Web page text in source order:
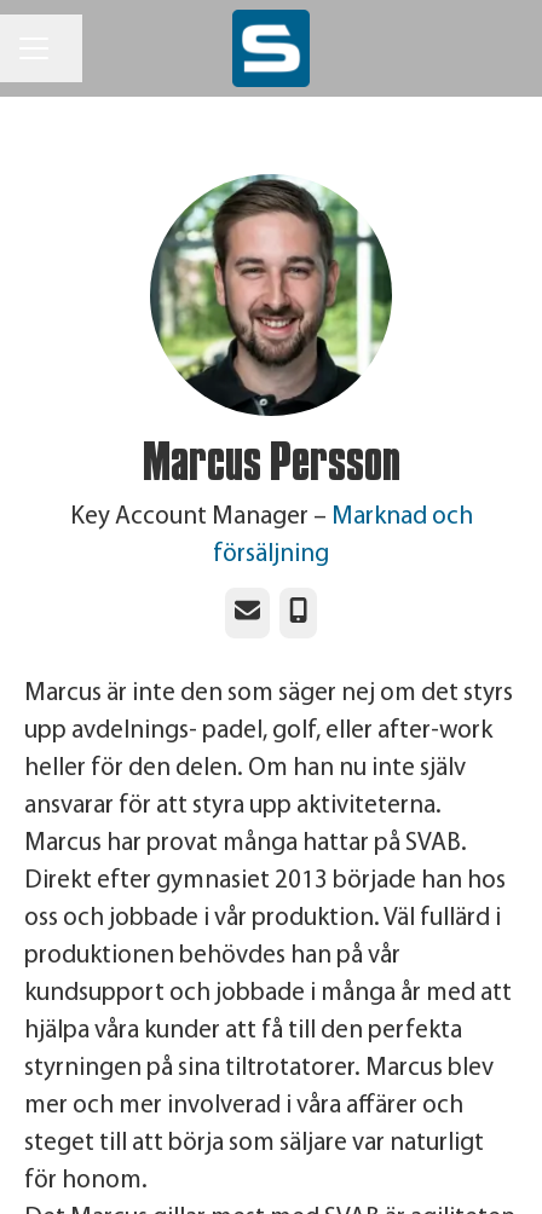
Marcus Persson
Key Account Manager – Marknad och
försäljning
E-post
Marcus är inte den som säger nej om det styrs
upp avdelnings- padel, golf, eller after-work
heller för den delen. Om han nu inte själv
ansvarar för att styra upp aktiviteterna.
Marcus har provat många hattar på SVAB.
Direkt efter gymnasiet 2013 började han hos
oss och jobbade i vår produktion. Väl fullärd i
produktionen behövdes han på vår
kundsupport och jobbade i många år med att
hjälpa våra kunder att få till den perfekta
styrningen på sina tiltrotatorer. Marcus blev
mer och mer involverad i våra affärer och
steget till att börja som säljare var naturligt
för honom.